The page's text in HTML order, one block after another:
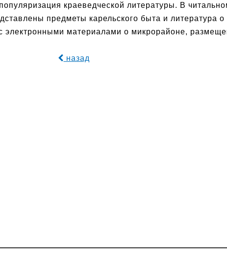
краеведческой литературы. В
предметы карельского быта и литература
с электронными материалами о микрорайоне,
назад